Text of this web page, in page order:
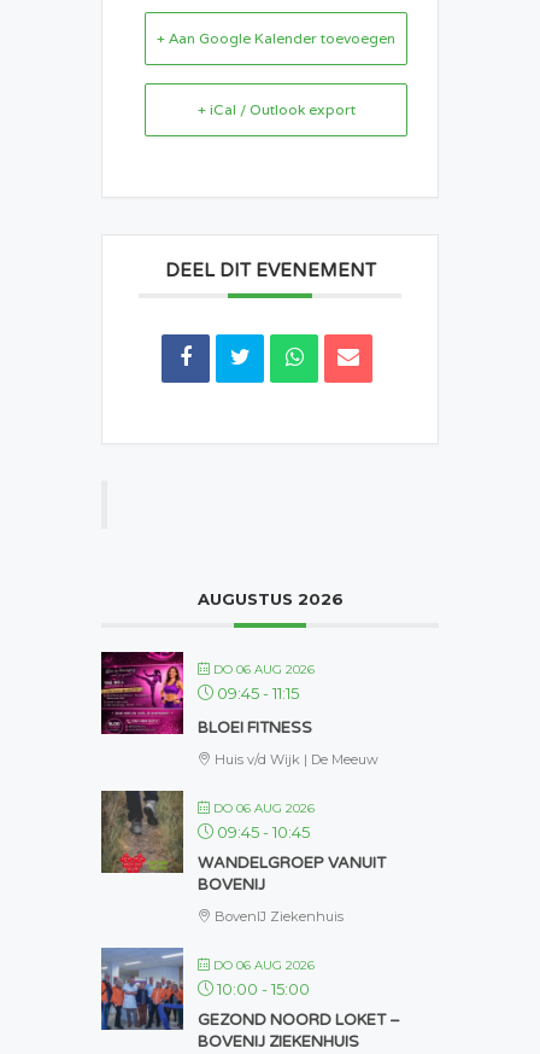
+ Aan Google Kalender toevoegen
+ iCal / Outlook export
DEEL DIT EVENEMENT
AUGUSTUS 2026
DO 06 AUG 2026
09:45-11:15
BLOEI FITNESS
Huis v/d Wijk | De Meeuw
DO 06 AUG 2026
09:45-10:45
WANDELGROEP VANUIT
BOVENIJ
BovenIJ Ziekenhuis
DO 06 AUG 2026
10:00 -15:00
GEZOND NOORD LOKET –
BOVENIJ ZIEKENHUIS